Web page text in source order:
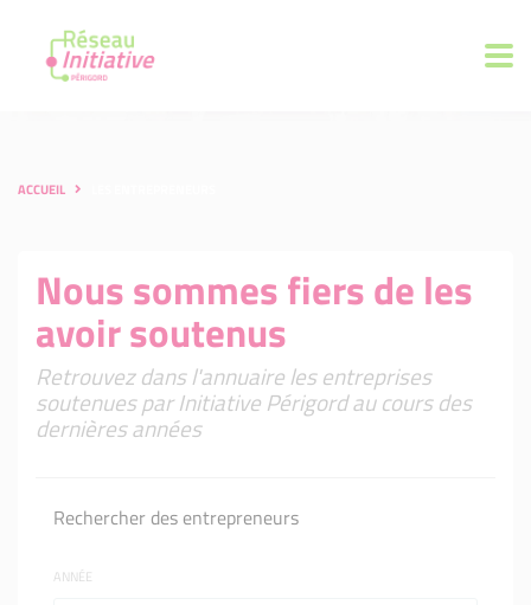
ACCUEIL
Nous sommes fiers de les
avoir soutenus
Retrouvez dans l'annuaire les entreprises
soutenues par Initiative Périgord au cours des
dernières années
Rechercher des entrepreneurs
ANNÉE